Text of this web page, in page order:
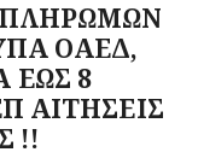
ΟΑΕΔ,
ΕΩΣ 8
ΑΙΤΗΣΕΙΣ
!!